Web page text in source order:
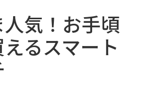
気！お手頃
るスマート